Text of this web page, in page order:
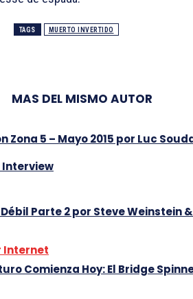
TAGS MUERTO INVERTIDO
MAS DEL MISMO AUTOR
Zona 5 – Mayo 2015 por Luc
Interview
Parte 2 por Steve Weinstein &
Internet
Comienza Hoy: El Bridge